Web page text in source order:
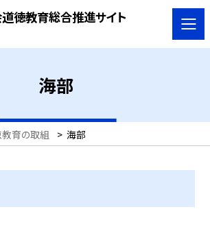
徳教育総合推進サイト
海部
育の取組 > 海部